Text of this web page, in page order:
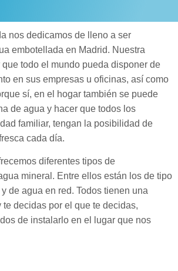
nos dedicamos de lleno a ser
embotellada en Madrid. Nuestra
todo el mundo pueda disponer de
en sus empresas u oficinas, así como
sí, en el hogar también se puede
de agua y hacer que todos los
familiar, tengan la posibilidad de
cada día.
diferentes tipos de
mineral. Entre ellos están los de tipo
de agua en red. Todos tienen una
decidas por el que te decidas,
de instalarlo en el lugar que nos